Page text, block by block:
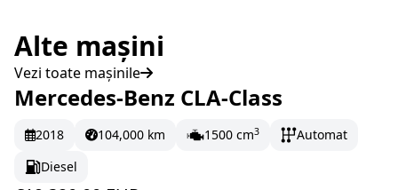
Alte mașini
Vezi toate mașinile
În stoc
322 EUR/lună
Mercedes-Benz CLA-Class
2018 104,000 km 1500 cm3
Automat
Diesel